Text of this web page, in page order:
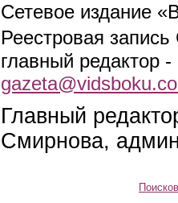
Сетевое издание
Реестровая
главный редактор
Главный
Смирнова,